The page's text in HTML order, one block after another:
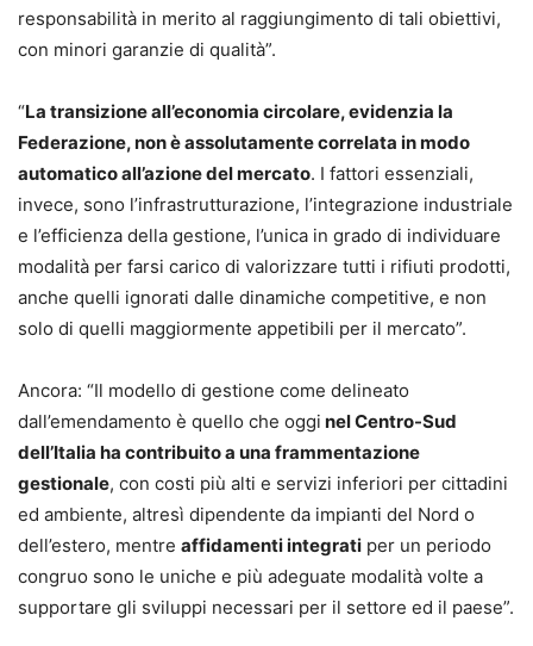
responsabilità in merito al raggiungimento di tali obiettivi,
con minori garanzie di qualità”.
“La transizione all’economia circolare, evidenzia la
Federazione, non è assolutamente correlata in modo
automatico all’azione del mercato. I fattori essenziali,
invece, sono l’infrastrutturazione, l’integrazione industriale
e l’efficienza della gestione, l’unica in grado di individuare
modalità per farsi carico di valorizzare tutti i rifiuti prodotti,
anche quelli ignorati dalle dinamiche competitive, e non
solo di quelli maggiormente appetibili per il mercato”.
Ancora: “Il modello di gestione come delineato
dall’emendamento è quello che oggi nel Centro-Sud
dell’Italia ha contribuito a una frammentazione
gestionale, con costi più alti e servizi inferiori per cittadini
ed ambiente, altresì dipendente da impianti del Nord o
dell’estero, mentre affidamenti integrati per un periodo
congruo sono le uniche e più adeguate modalità volte a
supportare gli sviluppi necessari per il settore ed il paese”.